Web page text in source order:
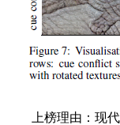
上榜理由：现代